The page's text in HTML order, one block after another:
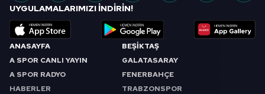
almak için lütfen
tıklayınız.
ANASAYFA
A SPOR CANLI YAYIN
A SPOR RADYO
HABERLER
BEŞİKTAŞ
GALATASARAY
FENERBAHÇE
TRABZONSPOR
UYGULAMALARIMIZI İNDİRİN!